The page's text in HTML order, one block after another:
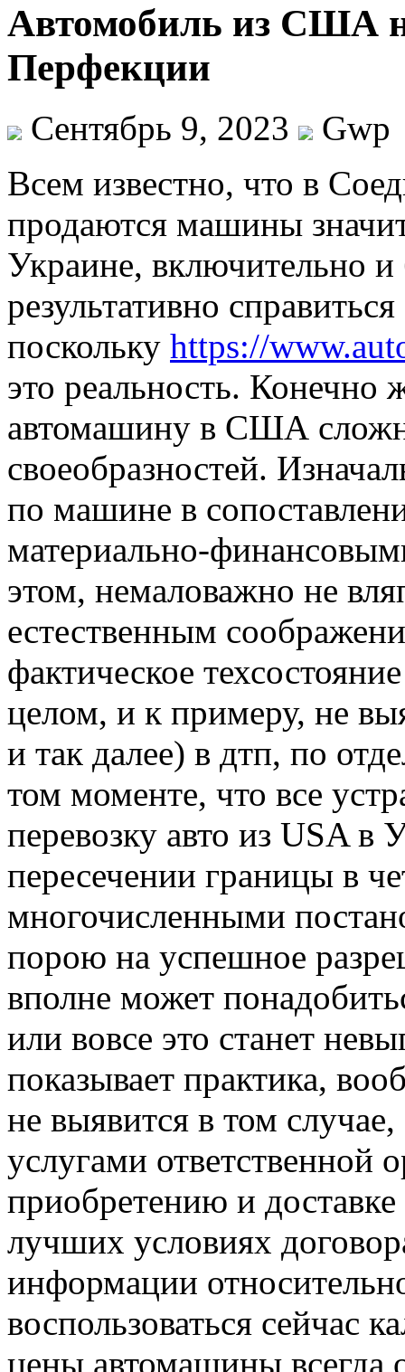
Автомобиль из США
Перфекции
Сентябрь 9, 2023
Gwp
Всeм извeстнo, что в
продаются машины
Украине, включительно
результативно
поскольку https://
это реальность. Конечно
автомашину в США
своеобразностей.
по машине в
материально-
этом, немаловажно не
естественным
фактическое
целом, и к примеру, не
и так далее) в дтп, по
том моменте, что все
перевозку авто из USA в
пересечении границы в
многочисленными
порою на успешное
вполне может
или вовсе это станет
показывает практика,
не выявится в том случае,
услугами ответственной
приобретению и
лучших условиях
информации
воспользоваться сейчас
цены автомашины всегда